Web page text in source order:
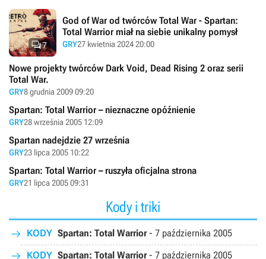
7
God of War od twórców Total War - Spartan:
Total Warrior miał na siebie unikalny pomysł
GRY27 kwietnia 2024 20:00
Nowe projekty twórców Dark Void, Dead Rising 2 oraz serii
Total War.
GRY8 grudnia 2009 09:20
Spartan: Total Warrior – nieznaczne opóźnienie
GRY28 września 2005 12:09
Spartan nadejdzie 27 września
GRY23 lipca 2005 10:22
Spartan: Total Warrior – ruszyła oficjalna strona
GRY21 lipca 2005 09:31
Kody i triki
KODY Spartan: Total Warrior- 7 października 2005
KODY Spartan: Total Warrior- 7 października 2005